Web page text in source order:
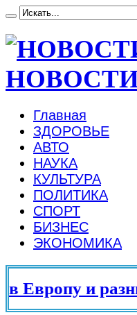
Главная
ЗДОРОВЬЕ
АВТО
НАУКА
КУЛЬТУРА
ПОЛИТИКА
СПОРТ
БИЗНЕС
ЭКОНОМИКА
и